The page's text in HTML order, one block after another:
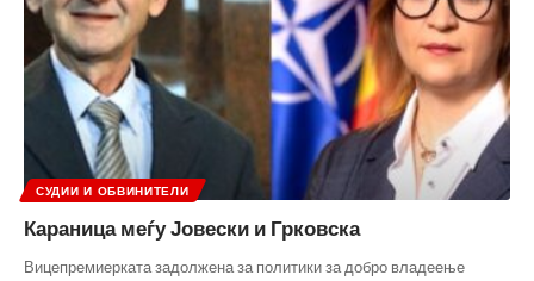
СУДИИ И ОБВИНИТЕЛИ
Караница меѓу Јовески и Грковска
Вицепремиерката задолжена за политики за добро владеење